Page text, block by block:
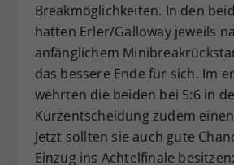
Breakmöglichkeiten. In den
hatten Erler/Galloway jeweils
anfänglichem
das bessere Ende für sich. Im
wehrten die beiden bei 5:6 in
Kurzentscheidung zudem
Jetzt sollten sie auch gute
Einzug ins Achtelfinale